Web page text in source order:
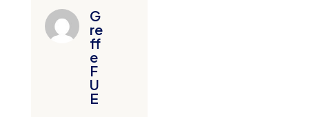
G
re
ff
e
F
U
E